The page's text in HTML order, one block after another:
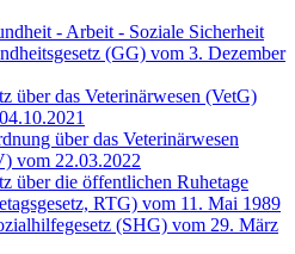
- Arbeit - Soziale Sicherheit
(GG) vom 3. Dezember
über das Veterinärwesen (VetG)
über das Veterinärwesen
vom 22.03.2022
über die öffentlichen Ruhetage
RTG) vom 11. Mai 1989
(SHG) vom 29. März